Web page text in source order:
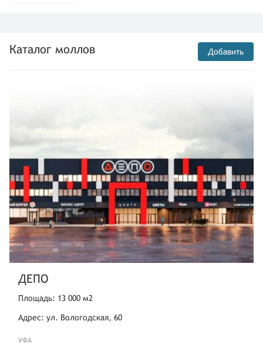
Каталог моллов Добавить
ДЕПО
Площадь: 13 000 м2
Адрес: ул. Вологодская, 60
УФА